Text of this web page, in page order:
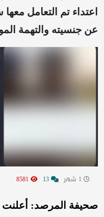
اعتداء تم التعامل
عن جنسيته والتهمة
صحيفة المرصد: